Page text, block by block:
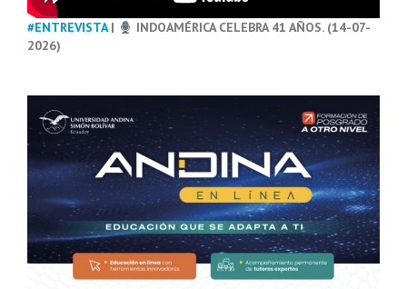
#ENTREVISTA|
INDOAMÉRICA CELEBRA 41 AÑOS. (14-07-
2026)